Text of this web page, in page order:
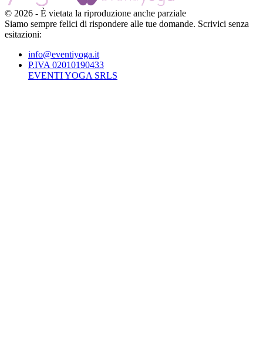
© 2026 - È vietata la riproduzione anche parziale
Siamo sempre felici di rispondere alle tue domande. Scrivici senza
esitazioni:
info@eventiyoga.it
P.IVA 02010190433
EVENTI YOGA SRLS